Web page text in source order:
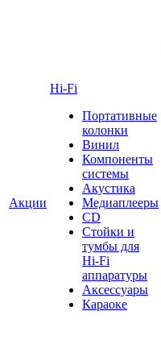
Акции
Hi-Fi
Портативные
колонки
Винил
Компоненты
системы
Акустика
Медиаплееры
CD
Стойки и
тумбы для
Hi-Fi
аппаратуры
Аксессуары
Караоке